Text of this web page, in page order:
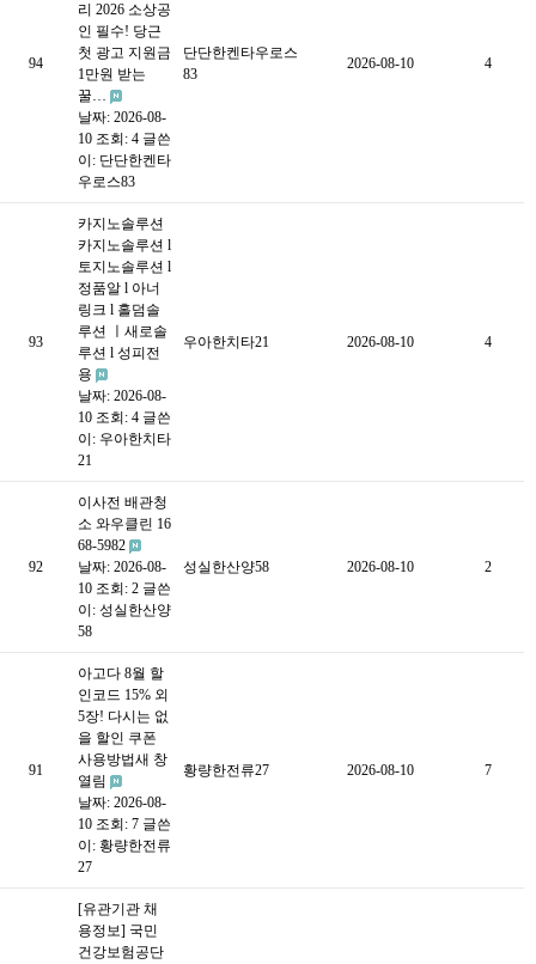
94
리 2026 소상공
인 필수! 당근
첫 광고 지원금
1만원 받는
꿀…
날짜: 2026-08-
10 조회: 4 글쓴
이: 단단한켄타
우로스83
단단한켄타우로스
83
2026-08-10 4
93
카지노솔루션
카지노솔루션 l
토지노솔루션 l
정품알 l 아너
링크 l 홀덤솔
루션 ㅣ새로솔
루션 l 성피전
용
날짜: 2026-08-
10 조회: 4 글쓴
이: 우아한치타
21
우아한치타21 2026-08-10 4
92
이사전 배관청
소 와우클린 16
68-5982
날짜: 2026-08-
10 조회: 2 글쓴
이: 성실한산양
58
성실한산양58 2026-08-10 2
91
아고다 8월 할
인코드 15% 외
5장! 다시는 없
을 할인 쿠폰
사용방법새 창
열림
날짜: 2026-08-
10 조회: 7 글쓴
이: 황량한전류
27
황량한전류27 2026-08-10 7
[유관기관 채
용정보] 국민
건강보험공단